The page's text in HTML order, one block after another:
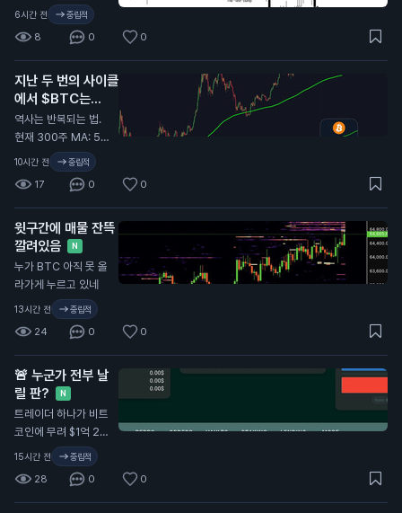
될 글 중 가장 중요한
글 중 하나일 거야. 시
간 내서 제대로 뜯어
봐. 가격 움직임만 보
지 말고, 파동 구조, 시
장 심리, 마켓메이커
관점에서의 유사점에
집중해. 진한 초록 구
간(바닥 형성)이 끝나
면 다음 타깃은 보라
색 점이고, 그건 8만
달러 위에 있어. 확장
오기 전에 레인지 구
간의 투매(캡튤레이
션)가 먼저 온다.
6시간 전 중립적
8 0 0
지난 두 번의 사이클
에서 $BTC는
300주 이동평균선
(300W MA) 근처
에서 바닥을 찍었음.
역사는 반복되는 법.
현재 300주 MA: 5
5,000달러.
10시간 전 중립적
17 0 0
윗구간에 매물 잔뜩
깔려있음
N
누가 BTC 아직 못 올
라가게 누르고 있네
13시간 전 중립적
24 0 0
🚨 누군가 전부 날
릴 판?
N
트레이더 하나가 비트
코인에 무려 $1억 26
0만 달러 규모로 베
팅, BTC 1,600개 숏
에 레버리지 40배 박
음. 청산가까지 단 1.
15시간 전 중립적
28 0 0